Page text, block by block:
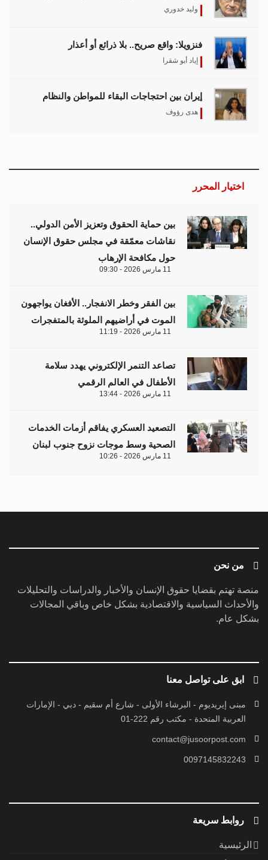
وليد خدوري
فنزويلا: واقع صريح.. بلا ذرائع أو أعذار
إياد أبو شقرا
إيران بين احتجاجات البقاء للمواطن والنظام
هدى رؤوف
اختيار المحرر
بين حماية الحقوق وتعزيز الأمن الدولي..
نقاشات معمّقة في مجلس حقوق الإنسان
حول مكافحة الإرهاب
11 مارس 2026 - 09:30
بين الفقر وخطر الانفجار.. الأفغان يواجهون
الموت في أراضيهم الملوثة بالمتفجرات
11 مارس 2026 - 11:19
تصاعد التنمر الإلكتروني يهدد سلامة
الأطفال في العالم الرقمي
11 مارس 2026 - 13:44
التصعيد العسكري يفاقم أزمات الخدمات
الصحية وسط موجات نزوح جنوب لبنان
11 مارس 2026 - 10:26
من نحن
منصة تهتم بقضايا حقوق الإنسان والأخبار والدراسات والتحليلات
والأحداث السياسية والاقتصادية بشكل خاص وباقي المجالات
بشكل عام.
ابق على تواصل معنا
مبنى إيريديوم - البرشاء الأولى - شارع أم سقيم - دبي - الإمارات
العربية المتحدة - مكتب رقم 222-01
contact@jusoorpost.com
0097145832243
روابط سريعة
الرئيسية